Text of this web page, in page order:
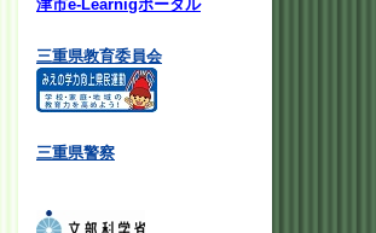
津市e-Learnigポータル
三重県教育委員会
三重県警察